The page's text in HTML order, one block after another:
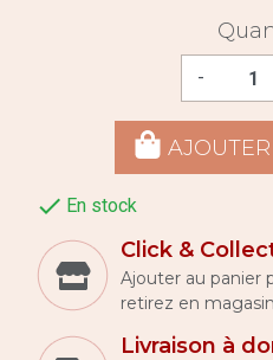
-
 En stock
Click &
Ajouter au panier
retirez en
Livraison à